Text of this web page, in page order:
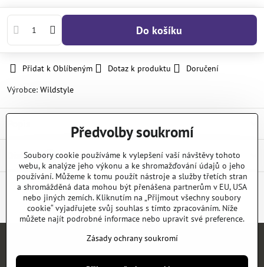
Do košíku
Přidat k Oblíbeným Dotaz k produktu
Doručení
Výrobce: Wildstyle
Diskuse 0
FacebookTwitterBlueskyPinterestReddit LinkedInWhatsApp
E-
mail
KATALOGY NEWS
Předvolby soukromí
Soubory cookie používáme k vylepšení vaší návštěvy tohoto
webu, k analýze jeho výkonu a ke shromažďování údajů o jeho
používání. Můžeme k tomu použít nástroje a služby třetích stran
a shromážděná data mohou být přenášena partnerům v EU, USA
nebo jiných zemích. Kliknutím na „Přijmout všechny soubory
cookie“ vyjadřujete svůj souhlas s tímto zpracováním. Níže
můžete najít podrobné informace nebo upravit své preference.
Zásady ochrany soukromí